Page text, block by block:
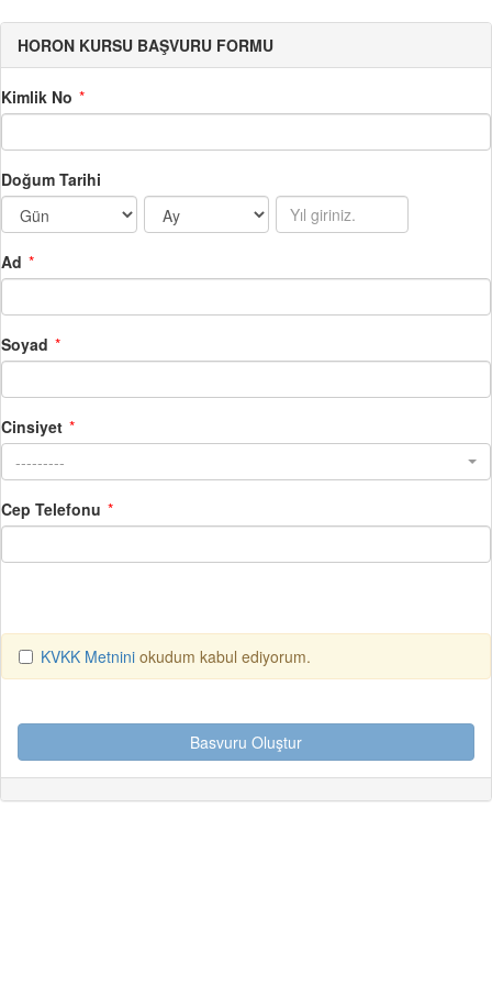
HORON KURSU BAŞVURU FORMU
Kimlik No
Doğum Tarihi
Ad
Soyad
Cinsiyet
---------
Cep Telefonu
KVKK Metnini okudum kabul ediyorum.
Basvuru Oluştur